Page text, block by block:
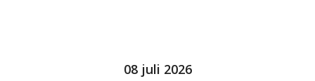
08 juli 2026